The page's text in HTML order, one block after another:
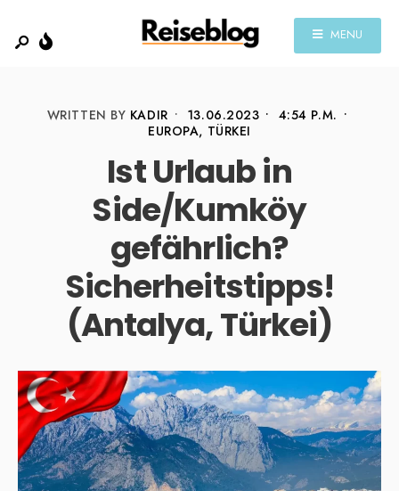
MENU
WRITTEN BY KADIR • 13.06.2023 • 4:54 P.M. •
EUROPA, TÜRKEI
Ist Urlaub in
Side/Kumköy
gefährlich?
Sicherheitstipps!
(Antalya, Türkei)